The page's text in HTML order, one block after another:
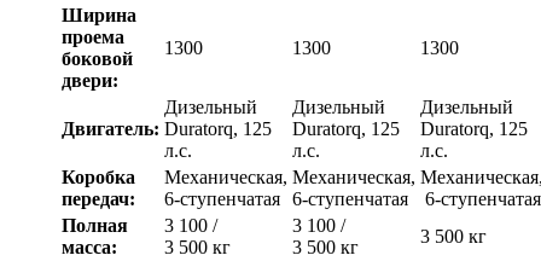
Ширина
проема
боковой
двери:
1300 1300 1300
Двигатель:
Дизельный
Duratorq, 125
л.с.
Дизельный
Duratorq, 125
л.с.
Дизельный
Duratorq, 125
л.с.
Коробка
передач:
Механическая,
6-ступенчатая
Механическая,
6-ступенчатая
6-ступенчатая
Полная
масса:
3 100 /
3 500 кг
3 100 /
3 500 кг
3 500 кг